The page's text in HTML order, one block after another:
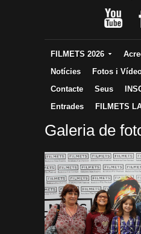
FILMETS 2026
Notícies
Fotos i
Contacte
Seus
Entrades
FILMETS
Galeria de